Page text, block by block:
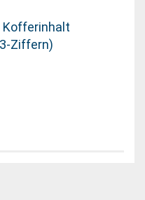
Kofferinhalt
Ziffern)